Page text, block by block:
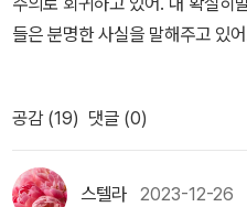
들은 분명한 사실을 말해주고 있
들은인류의 종말을 2012년이라
어질 거야. '다니엘은 다시 입을
를 기다리는 사람처럼. 그러고는
2월 21일, 좀 더 정확히 말해서 유
공감 (19) 댓글 (0)
스텔라 2023-12-26